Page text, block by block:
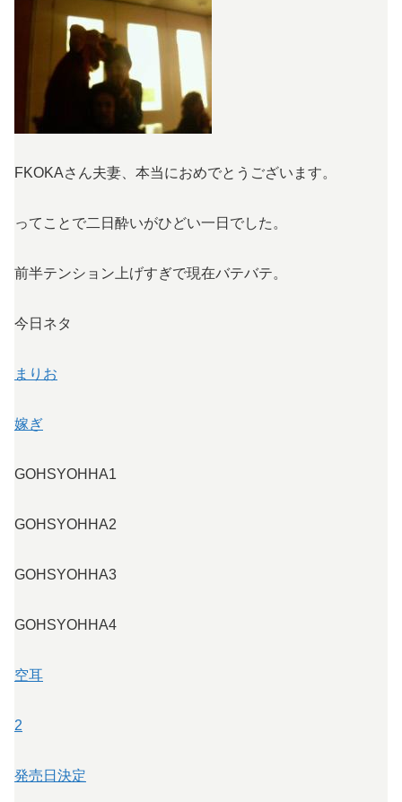
FKOKAさん夫妻、本当におめでとうございます。
ってことで二日酔いがひどい一日でした。
前半テンション上げすぎで現在バテバテ。
今日ネタ
まりお
嫁ぎ
GOHSYOHHA1
GOHSYOHHA2
GOHSYOHHA3
GOHSYOHHA4
空耳
2
発売日決定